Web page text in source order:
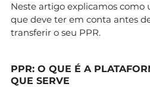
Neste artigo explicamos como
que deve ter em conta antes
transferir o seu PPR.
PPR: O QUE É A
QUE SERVE